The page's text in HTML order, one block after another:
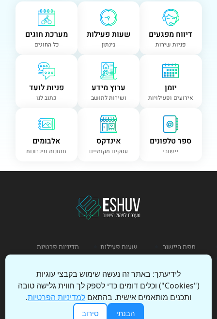
דיווח מפגעים
פניות שירות
שעות פעילות
גינתון
מערכת חוגים
כל החוגים
יומן
אירועים ופעילויות
ערוץ מידע
ושירות לתושב
פניות לועד
כתוב לנו
ספר טלפונים
יישובי
אינדקס
עסקים מקומיים
אלבומים
תמונות וזיכרונות
מפת היישוב שעות פעילות
מדיניות פרטיות
כניסת מנהל הצהרת נגישות
לידיעתך: באתר זה נעשה שימוש בקבצי עוגיות
("Cookies") וכלים דומים כדי לספק לך חווית גלישה טובה
ותכנים מותאמים אישית. בהתאם למדיניות הפרטיות.
הבנתי סירוב